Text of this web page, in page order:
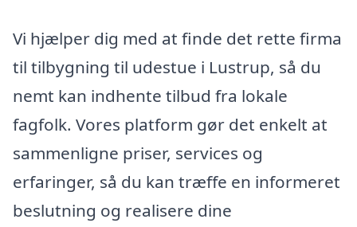
Vi hjælper dig med at finde det rette firma
til tilbygning til udestue i Lustrup, så du
nemt kan indhente tilbud fra lokale
fagfolk. Vores platform gør det enkelt at
sammenligne priser, services og
erfaringer, så du kan træffe en informeret
beslutning og realisere dine